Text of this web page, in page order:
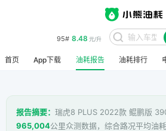
95# 8.48 元/升
首页 App下载 油耗报告 油耗排行
报告摘要： 瑞虎8 PLUS 2022款 鲲鹏版
965,004公里众测数据，综合路况平均油耗